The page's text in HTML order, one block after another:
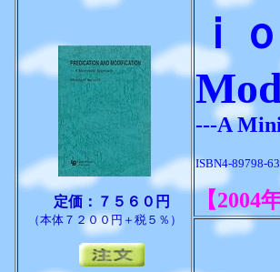
定価：７５６０円
（本体７２００円＋税５％）
ｉ
---A
ISBN4-89798-
【2004